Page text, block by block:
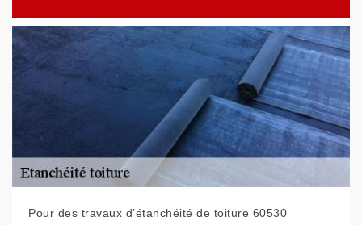
Pour des travaux d’étanchéité de toiture 60530